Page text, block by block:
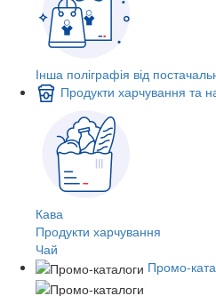
Інша поліграфія від
Продукти харчування та
Кава
Продукти харчування
Чай
Промо-